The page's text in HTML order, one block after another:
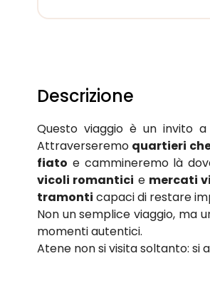
Descrizione
Questo viaggio è un invito
Attraverseremo quartieri
fiato e cammineremo là
vicoli romantici e mercati
tramonti capaci di restare
Non un semplice viaggio, ma
momenti autentici.
Atene non si visita soltanto: si